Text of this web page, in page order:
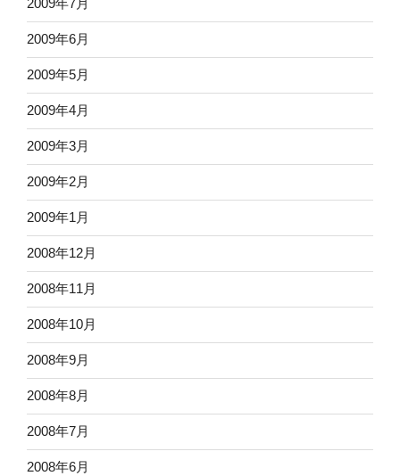
2009年7月
2009年6月
2009年5月
2009年4月
2009年3月
2009年2月
2009年1月
2008年12月
2008年11月
2008年10月
2008年9月
2008年8月
2008年7月
2008年6月